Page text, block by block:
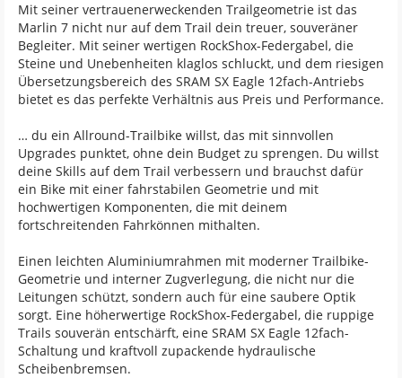
Mit seiner vertrauenerweckenden Trailgeometrie ist das
Marlin 7 nicht nur auf dem Trail dein treuer, souveräner
Begleiter. Mit seiner wertigen RockShox-Federgabel, die
Steine und Unebenheiten klaglos schluckt, und dem riesigen
Übersetzungsbereich des SRAM SX Eagle 12fach-Antriebs
bietet es das perfekte Verhältnis aus Preis und Performance.
… du ein Allround-Trailbike willst, das mit sinnvollen
Upgrades punktet, ohne dein Budget zu sprengen. Du willst
deine Skills auf dem Trail verbessern und brauchst dafür
ein Bike mit einer fahrstabilen Geometrie und mit
hochwertigen Komponenten, die mit deinem
fortschreitenden Fahrkönnen mithalten.
Einen leichten Aluminiumrahmen mit moderner Trailbike-
Geometrie und interner Zugverlegung, die nicht nur die
Leitungen schützt, sondern auch für eine saubere Optik
sorgt. Eine höherwertige RockShox-Federgabel, die ruppige
Trails souverän entschärft, eine SRAM SX Eagle 12fach-
Schaltung und kraftvoll zupackende hydraulische
Scheibenbremsen.